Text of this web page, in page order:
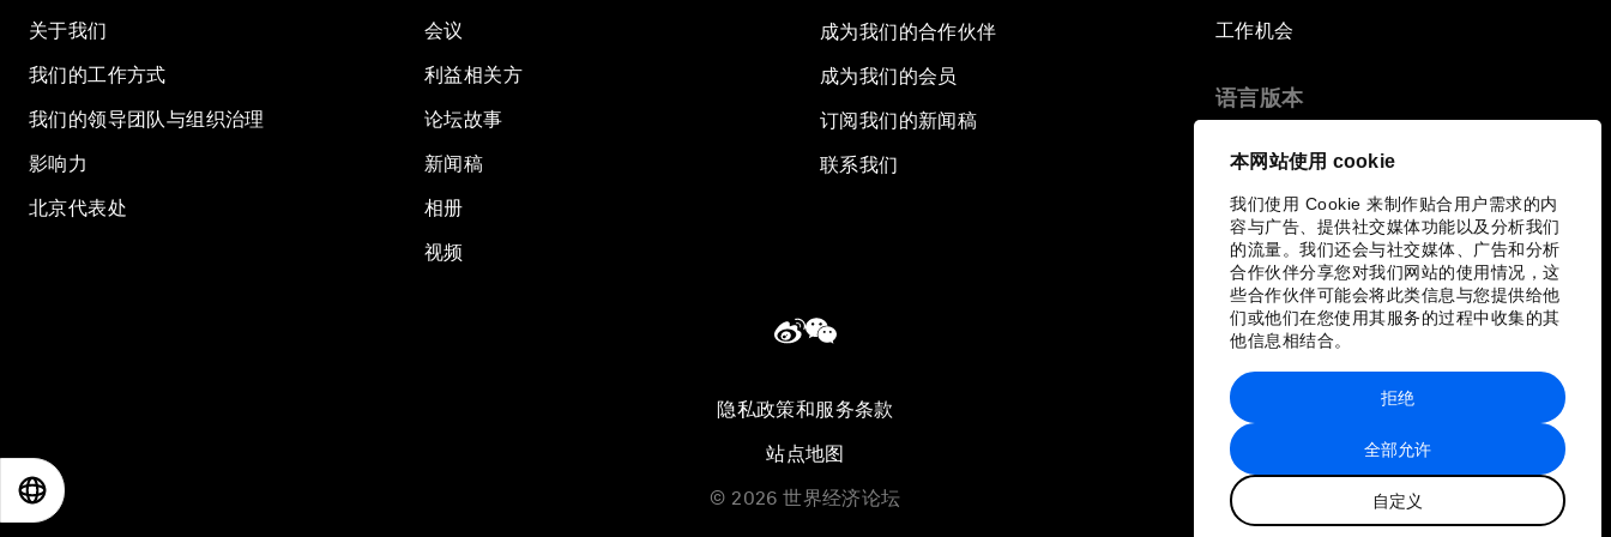
本网站使用 cookie
我们使用 Cookie 来制作贴合用户需求的内
容与广告、提供社交媒体功能以及分析我们
的流量。我们还会与社交媒体、广告和分析
合作伙伴分享您对我们网站的使用情况，这
些合作伙伴可能会将此类信息与您提供给他
们或他们在您使用其服务的过程中收集的其
他信息相结合。
全部允许
自定义
拒绝
关于我们
我们的工作方式
我们的领导团队与组织治理
影响力
北京代表处
会议
利益相关方
论坛故事
新闻稿
相册
视频
成为我们的合作伙伴
成为我们的会员
订阅我们的新闻稿
联系我们
工作机会
语言版本
隐私政策和服务条款
站点地图
© 2026 世界经济论坛